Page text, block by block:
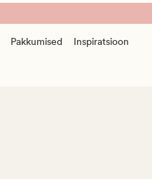
Pakkumised Inspiratsioon